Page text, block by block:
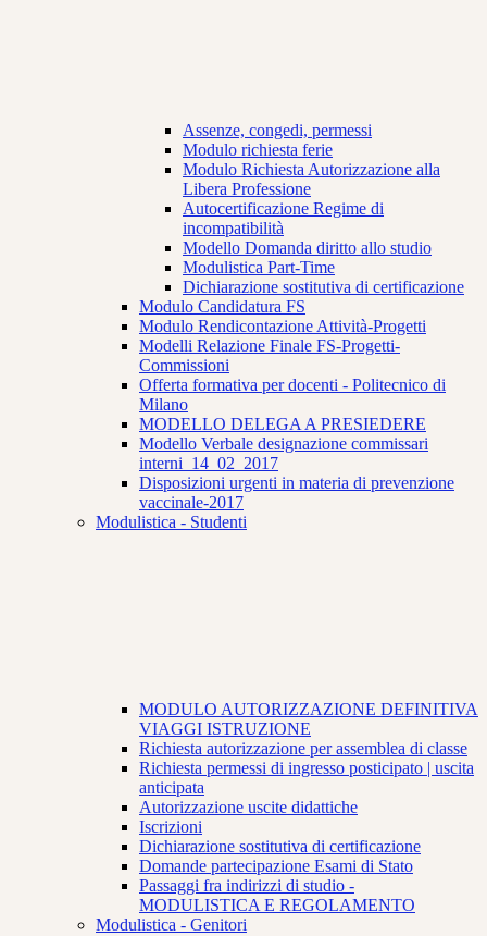
Assenze, congedi, permessi
Modulo richiesta ferie
Modulo Richiesta Autorizzazione alla
Libera Professione
Autocertificazione Regime di
incompatibilità
Modello Domanda diritto allo studio
Modulistica Part-Time
Dichiarazione sostitutiva di certificazione
Modulo Candidatura FS
Modulo Rendicontazione Attività-Progetti
Modelli Relazione Finale FS-Progetti-
Commissioni
Offerta formativa per docenti - Politecnico di
Milano
MODELLO DELEGA A PRESIEDERE
Modello Verbale designazione commissari
interni_14_02_2017
Disposizioni urgenti in materia di prevenzione
vaccinale-2017
Modulistica - Studenti
MODULO AUTORIZZAZIONE DEFINITIVA
VIAGGI ISTRUZIONE
Richiesta autorizzazione per assemblea di classe
Richiesta permessi di ingresso posticipato | uscita
anticipata
Autorizzazione uscite didattiche
Iscrizioni
Dichiarazione sostitutiva di certificazione
Domande partecipazione Esami di Stato
Passaggi fra indirizzi di studio -
MODULISTICA E REGOLAMENTO
Modulistica - Genitori